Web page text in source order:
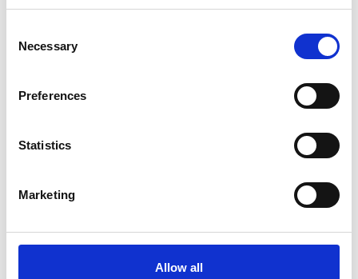
Selection
Necessary
Preferences
Statistics
Marketing
Allow all
La Škoda avvia la produzione del suo SUV Peaq
Repubblica Ceca